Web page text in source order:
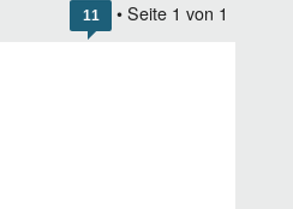
11 • Seite 1 von 1